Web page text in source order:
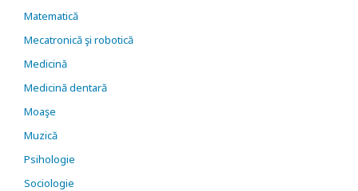
Matematică
Mecatronică şi robotică
Medicină
Medicină dentară
Moaşe
Muzică
Psihologie
Sociologie